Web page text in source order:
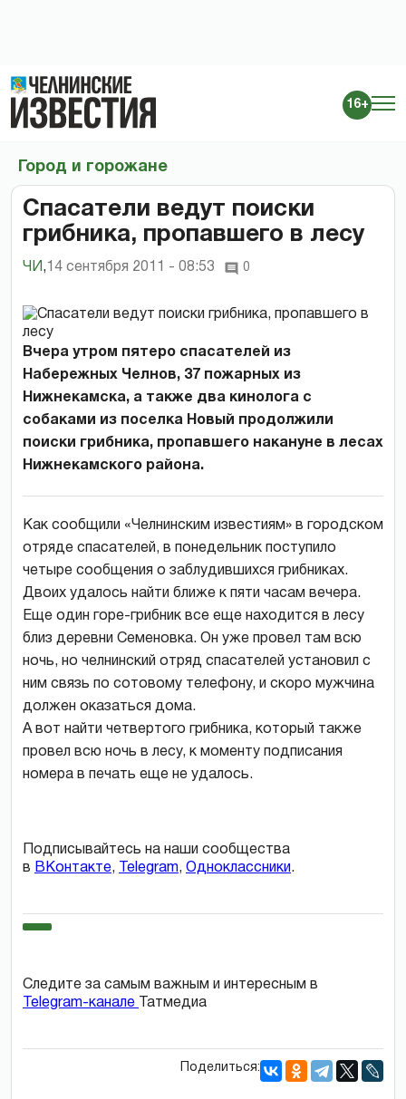
16+
Город и горожане
Спасатели ведут поиски
грибника, пропавшего в лесу
ЧИ , 14 сентября 2011 - 08:53 0
Вчера утром пятеро спасателей из
Набережных Челнов, 37 пожарных из
Нижнекамска, а также два кинолога с
собаками из поселка Новый продолжили
поиски грибника, пропавшего накануне в лесах
Нижнекамского района.
Как сообщили «Челнинским известиям» в городском
отряде спасателей, в понедельник поступило
четыре сообщения о заблудившихся грибниках.
Двоих удалось найти ближе к пяти часам вечера.
Еще один горе-грибник все еще находится в лесу
близ деревни Семеновка. Он уже провел там всю
ночь, но челнинский отряд спасателей установил с
ним связь по сотовому телефону, и скоро мужчина
должен оказаться дома.
А вот найти четвертого грибника, который также
провел всю ночь в лесу, к моменту подписания
номера в печать еще не удалось.
Подписывайтесь на наши сообщества
в ВКонтакте, Telegram, Одноклассники.
Следите за самым важным и интересным в
Telegram-канале
Татмедиа
Поделиться: